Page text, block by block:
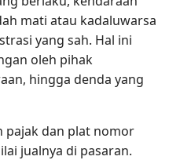
mati atau kadaluwarsa
yang sah. Hal ini
oleh pihak
hingga denda yang
pajak dan plat nomor
jualnya di pasaran.